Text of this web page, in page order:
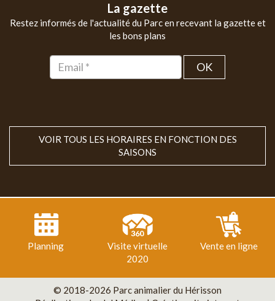
La gazette
Restez informés de l'actualité du Parc en recevant la gazette et
les bons plans
OK
VOIR TOUS LES HORAIRES EN FONCTION DES
SAISONS
Planning
Visite virtuelle
2020
Vente en ligne
© 2018-2026 Parc animalier du Hérisson